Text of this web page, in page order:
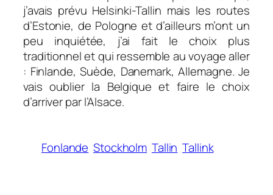
j’avais prévu Helsinki-Tallin mais les routes
d’Estonie, de Pologne et d’ailleurs m’ont un
peu inquiétée, j’ai fait le choix plus
traditionnel et qui ressemble au voyage aller
: Finlande, Suède, Danemark, Allemagne. Je
vais oublier la Belgique et faire le choix
d’arriver par l’Alsace.
Fonlande Stockholm Tallin Tallink